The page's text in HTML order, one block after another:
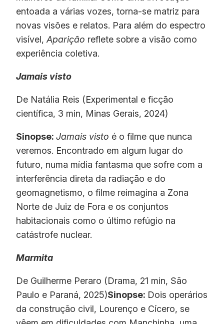
entoada a várias vozes, torna-se matriz para
novas visões e relatos. Para além do espectro
visível,Aparição reflete sobre a visão como
experiência coletiva.
Jamais visto
De Natália Reis (Experimental e ficção
científica, 3 min, Minas Gerais, 2024)
Sinopse: Jamais visto é o filme que nunca
veremos. Encontrado em algum lugar do
futuro, numa mídia fantasma que sofre com a
interferência direta da radiação e do
geomagnetismo, o filme reimagina a Zona
Norte de Juiz de Fora e os conjuntos
habitacionais como o último refúgio na
catástrofe nuclear.
Marmita
De Guilherme Peraro (Drama, 21 min, São
Paulo e Paraná, 2025)Sinopse: Dois operários
da construção civil, Lourenço e Cícero, se